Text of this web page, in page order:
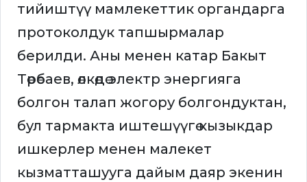
тийиштүү мамлекеттик органдарга
протоколдук тапшырмалар
берилди. Аны менен катар Бакыт
Төрөбаев, өлкөдө электр энергияга
болгон талап жогору болгондуктан,
бул тармакта иштешүүгө кызыкдар
ишкерлер менен малекет
кызматташууга дайым даяр экенин